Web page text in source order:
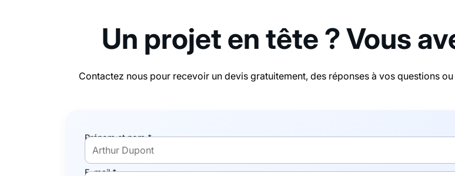
Un projet en tête ? Vous
Contactez nous pour recevoir un devis gratuitement, des réponses à vos questions
Prénom et nom *
E-mail *